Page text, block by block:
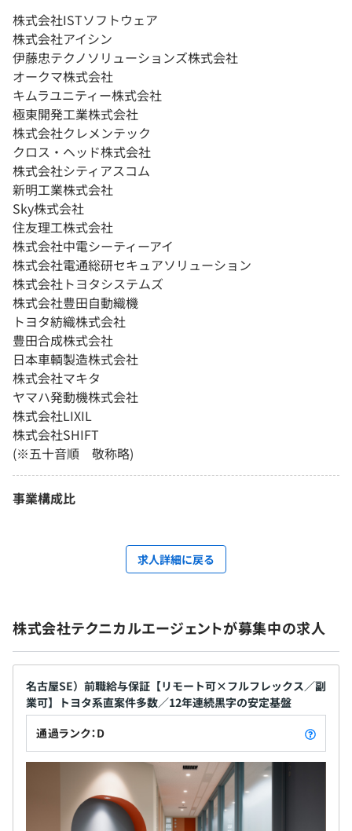
株式会社ISTソフトウェア
株式会社アイシン
伊藤忠テクノソリューションズ株式会社
オークマ株式会社
キムラユニティー株式会社
極東開発工業株式会社
株式会社クレメンテック
クロス・ヘッド株式会社
株式会社シティアスコム
新明工業株式会社
Sky株式会社
住友理工株式会社
株式会社中電シーティーアイ
株式会社電通総研セキュアソリューション
株式会社トヨタシステムズ
株式会社豊田自動織機
トヨタ紡織株式会社
豊田合成株式会社
日本車輌製造株式会社
株式会社マキタ
ヤマハ発動機株式会社
株式会社LIXIL
株式会社SHIFT
(※五十音順 敬称略)
事業構成比
求人詳細に戻る
株式会社テクニカルエージェントが募集中の求人
名古屋SE）前職給与保証【リモート可×フルフレックス／副
業可】トヨタ系直案件多数／12年連続黒字の安定基盤
通過ランク：D